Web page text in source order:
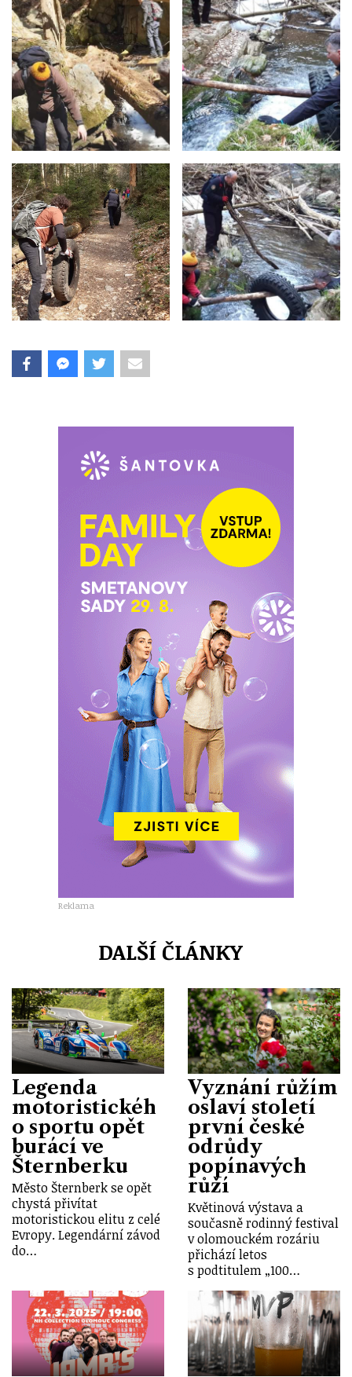
Reklama
DALŠÍ ČLÁNKY
Legenda
motoristickéh
o sportu opět
burácí ve
Šternberku
Město Šternberk se opět
chystá přivítat
motoristickou elitu z celé
Evropy. Legendární závod
do…
Vyznání růžím
oslaví století
první české
odrůdy
popínavých
růží
Květinová výstava a
současně rodinný festival
v olomouckém rozáriu
přichází letos
s podtitulem „100…